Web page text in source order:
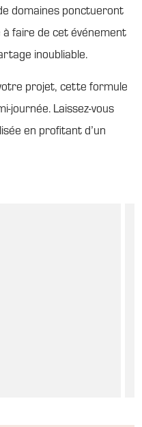
domaines ponctueront
faire de cet événement
inoubliable.
projet, cette formule
journée. Laissez-vous
en profitant d’un